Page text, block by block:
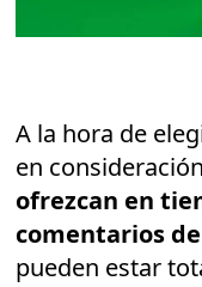
A la hora de
en
ofrezcan en
comentarios
pueden estar